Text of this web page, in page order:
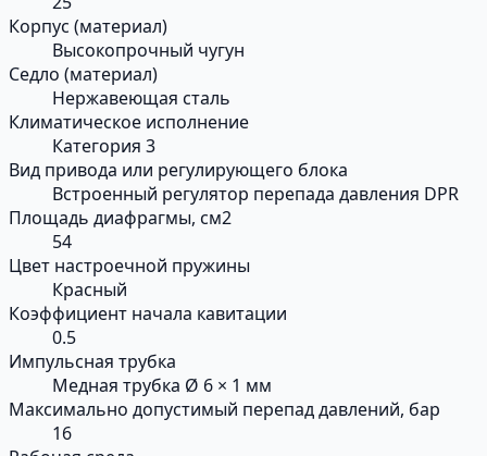
Корпус (материал)
Высокопрочный чугун
Седло (материал)
Нержавеющая сталь
Климатическое исполнение
Категория 3
Вид привода или регулирующего блока
Встроенный регулятор перепада давления DPR
Площадь диафрагмы, см2
54
Цвет настроечной пружины
Красный
Коэффициент начала кавитации
0.5
Импульсная трубка
Медная трубка Ø 6 × 1 мм
Максимально допустимый перепад давлений, бар
16